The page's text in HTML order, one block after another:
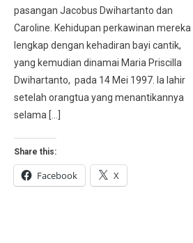
pasangan Jacobus Dwihartanto dan
Caroline. Kehidupan perkawinan mereka
lengkap dengan kehadiran bayi cantik,
yang kemudian dinamai Maria Priscilla
Dwihartanto, pada 14 Mei 1997. Ia lahir
setelah orangtua yang menantikannya
selama […]
Share this:
Facebook X